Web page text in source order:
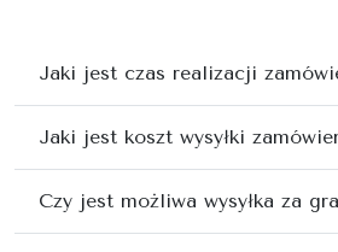
Jaki jest czas realizacji
Jaki jest koszt wysyłki
Czy jest możliwa wysyłka za